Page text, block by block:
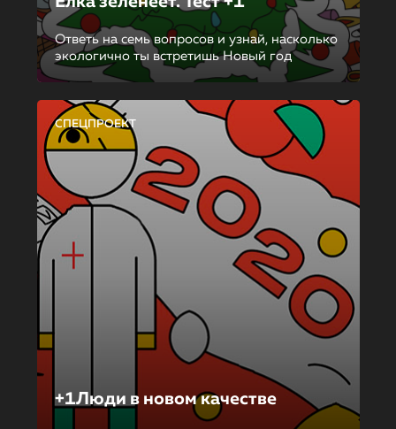
Ответь на семь вопросов и узнай, насколько
экологично ты встретишь Новый год
СПЕЦПРОЕКТ
+1Люди в новом качестве